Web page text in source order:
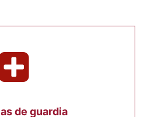
de guardia